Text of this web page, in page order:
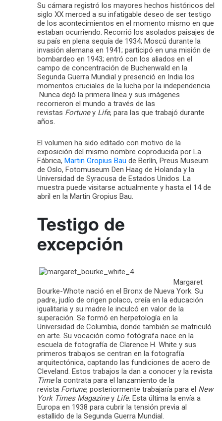
Su cámara registró los mayores hechos históricos del
siglo XX merced a su infatigable deseo de ser testigo
de los acontecimientos en el momento mismo en que
estaban ocurriendo. Recorrió los asolados paisajes de
su país en plena sequía de 1934; Moscú durante la
invasión alemana en 1941; participó en una misión de
bombardeo en 1943; entró con los aliados en el
campo de concentración de Buchenwald en la
Segunda Guerra Mundial y presenció en India los
momentos cruciales de la lucha por la independencia.
Nunca dejó la primera línea y sus imágenes
recorrieron el mundo a través de las
revistas Fortuney Life, para las que trabajó durante
años.
El volumen ha sido editado con motivo de la
exposición del mismo nombre coproducida por La
Fábrica, Martin Gropius Bau de Berlín, Preus Museum
de Oslo, Fotomuseum Den Haag de Holanda y la
Universidad de Syracusa de Estados Unidos. La
muestra puede visitarse actualmente y hasta el 14 de
abril en la Martin Gropius Bau.
Testigo de
excepción
Margaret
Bourke-Whote nació en el Bronx de Nueva York. Su
padre, judío de origen polaco, creía en la educación
igualitaria y su madre le inculcó en valor de la
superación. Se formó en herpetología en la
Universidad de Columbia, donde también se matriculó
en arte. Su vocación como fotógrafa nace en la
escuela de fotografía de Clarence H. White y sus
primeros trabajos se centran en la fotografía
arquitectónica, captando las fundiciones de acero de
Cleveland. Estos trabajos la dan a conocer y la revista
Timela contrata para el lanzamiento de la
revista Fortune, posteriormente trabajaría para el New
York Times Magaziney Life. Esta última la envía a
Europa en 1938 para cubrir la tensión previa al
estallido de la Segunda Guerra Mundial.